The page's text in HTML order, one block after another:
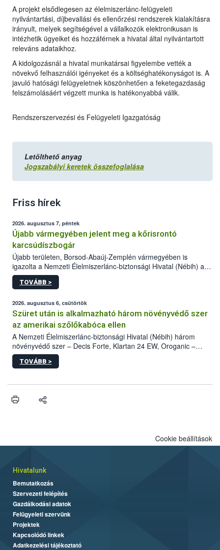
A projekt elsődlegesen az élelmiszerlánc-felügyeleti
nyilvántartási, díjbevallási és ellenőrzési rendszerek kialakításra
irányult, melyek segítségével a vállalkozók elektronikusan is
intézhetik ügyeiket és hozzáférnek a hivatal által nyilvántartott
releváns adataikhoz.
A kidolgozásnál a hivatal munkatársai figyelembe vették a
növekvő felhasználói igényeket és a költséghatékonyságot is. A
javuló hatósági felügyeletnek köszönhetően a feketegazdaság
felszámolásáért végzett munka is hatékonyabbá válik.
Rendszerszervezési és Felügyeleti Igazgatóság
Letölthető anyag
Jogszabályi keretek összefoglalása
Friss hírek
2026. augusztus 7, péntek
Újabb vármegyében jelent meg a kőrisrontó
karcsúdíszbogár
Újabb területen, Borsod-Abaúj-Zemplén vármegyében is
igazolta a Nemzeti Élelmiszerlánc-biztonsági Hivatal (Nébih) a
kőrisrontó karcsúdíszbogár (Agrilus planipennis) jelenlétét. A
kártevőt nem csak színcsapdában találták meg, de már fertőzött
az intenzív felderítést, emellett az intézkedéseket a szlovák
hatósággal is összehangolják a terjedés megállítása érdekében.
TOVÁBB >
2026. augusztus 6, csütörtök
Szüret után is alkalmazható három növényvédő szer
az amerikai szőlőkabóca ellen
A Nemzeti Élelmiszerlánc-biztonsági Hivatal (Nébih) három
növényvédő szer – Decis Forte, Klartan 24 EW, Oroganic –
engedélyokiratát módosította, így azok a szüretet követően,
egészen a vesszőérettség (BBCH 91) stádiumáig
érésű szőlőkben is legyen lehetőség a károsító elleni további
felhasználók számára is elérhető és ökológiai termesztésben is
TOVÁBB >
Cookie beállítások
Hivatalunk
Bemutatkozás
Szervezeti felépítés
Gazdálkodási adatok
Felügyeleti szervünk
Projektek
Kapcsolódó linkek
Adatkezelési tájékoztató